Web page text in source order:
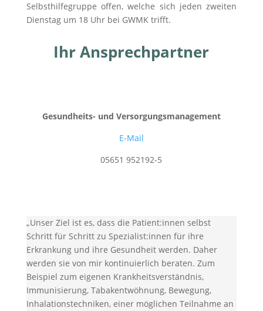
Selbsthilfegruppe offen, welche sich jeden zweiten
Dienstag um 18 Uhr bei GWMK trifft.
Ihr Ansprechpartner
Gesundheits- und Versorgungsmanagement
E-Mail
05651 952192-5
„Unser Ziel ist es, dass die Patient:innen selbst
Schritt für Schritt zu Spezialist:innen für ihre
Erkrankung und ihre Gesundheit werden. Daher
werden sie von mir kontinuierlich beraten. Zum
Beispiel zum eigenen Krankheitsverständnis,
Immunisierung, Tabakentwöhnung, Bewegung,
Inhalationstechniken, einer möglichen Teilnahme an